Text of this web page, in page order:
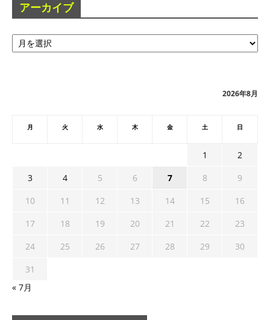
アーカイブ
ア
ー
2026年8月
月 火 水 木 金 土 日
1
2
3
4 5 6 7 8
9
10
11 12 13 14 15
16
17
18 19 20 21 22
23
24
25 26 27 28 29
30
31
« 7月